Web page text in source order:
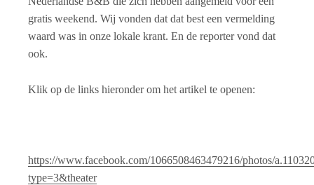
gratis weekend. Wij vonden dat dat best een vermelding
waard was in onze lokale krant. En de reporter vond dat
ook.
Klik op de links hieronder om het artikel te openen:
https://www.facebook.com/1066508463479216/photos/
type=3&theater